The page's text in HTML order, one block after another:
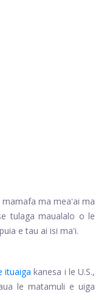
ma meaʻai ma
tulaga maualalo o le
e tau ai isi maʻi.
ituaiga kanesa i le U.S.,
le matamuli e uiga